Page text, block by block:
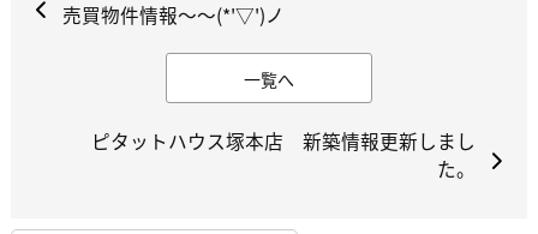
売買物件情報～～(*'▽')ノ
一覧へ
ピタットハウス塚本店 新築情報更新しまし
た。